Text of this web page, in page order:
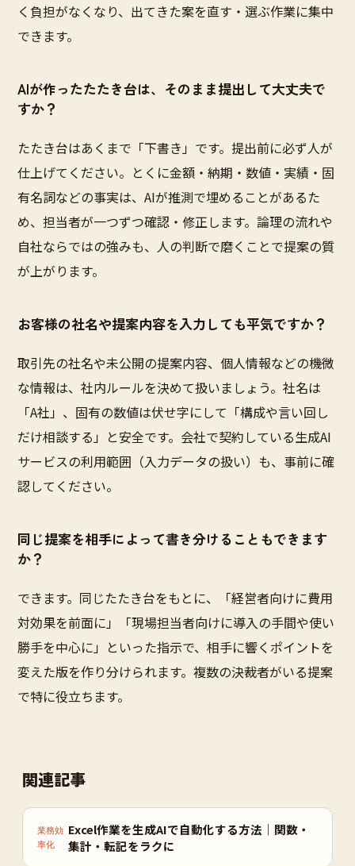
く負担がなくなり、出てきた案を直す・選ぶ作業に集中
できます。
AIが作ったたたき台は、そのまま提出して大丈夫で
すか？
たたき台はあくまで「下書き」です。提出前に必ず人が
仕上げてください。とくに金額・納期・数値・実績・固
有名詞などの事実は、AIが推測で埋めることがあるた
め、担当者が一つずつ確認・修正します。論理の流れや
自社ならではの強みも、人の判断で磨くことで提案の質
が上がります。
お客様の社名や提案内容を入力しても平気ですか？
取引先の社名や未公開の提案内容、個人情報などの機微
な情報は、社内ルールを決めて扱いましょう。社名は
「A社」、固有の数値は伏せ字にして「構成や言い回し
だけ相談する」と安全です。会社で契約している生成AI
サービスの利用範囲（入力データの扱い）も、事前に確
認してください。
同じ提案を相手によって書き分けることもできます
か？
できます。同じたたき台をもとに、「経営者向けに費用
対効果を前面に」「現場担当者向けに導入の手間や使い
勝手を中心に」といった指示で、相手に響くポイントを
変えた版を作り分けられます。複数の決裁者がいる提案
で特に役立ちます。
関連記事
業務効
率化
Excel作業を生成AIで自動化する方法｜関数・
集計・転記をラクに